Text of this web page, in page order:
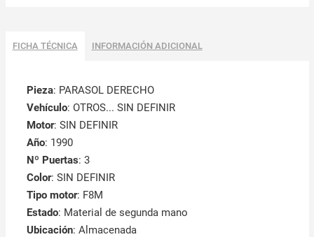
FICHA TÉCNICA INFORMACIÓN ADICIONAL
Pieza: PARASOL DERECHO
Vehículo: OTROS... SIN DEFINIR
Motor: SIN DEFINIR
Año: 1990
Nº Puertas: 3
Color: SIN DEFINIR
Tipo motor: F8M
Estado: Material de segunda mano
Ubicación: Almacenada